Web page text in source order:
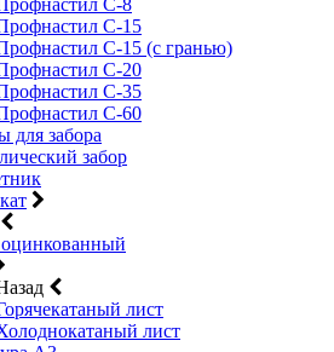
Профнастил С-8
С-15
С-15 (с гранью)
С-20
С-35
С-60
для забора
забор
лист
лист